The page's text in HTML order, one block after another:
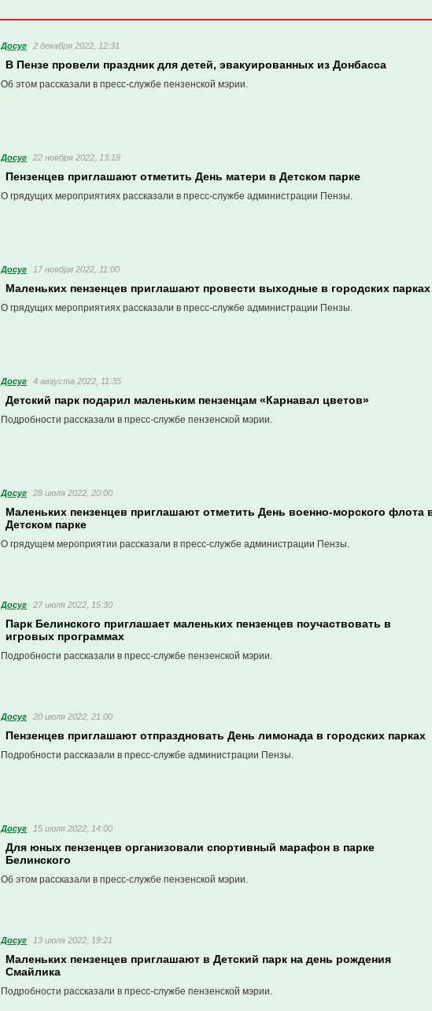
Досуг 2 декабря 2022, 12:31
В Пензе провели праздник для детей, эвакуированных из Донбасса
Об этом рассказали в пресс-службе пензенской мэрии.
Досуг 22 ноября 2022, 13:19
Пензенцев приглашают отметить День матери в Детском парке
О грядущих мероприятиях рассказали в пресс-службе администрации Пензы.
Досуг 17 ноября 2022, 11:00
Маленьких пензенцев приглашают провести выходные в городских парках
О грядущих мероприятиях рассказали в пресс-службе администрации Пензы.
Досуг 4 августа 2022, 11:35
Детский парк подарил маленьким пензенцам «Карнавал цветов»
Подробности рассказали в пресс-службе пензенской мэрии.
Досуг 28 июля 2022, 20:00
Маленьких пензенцев приглашают отметить День военно-морского флота
Детском парке
О грядущем мероприятии рассказали в пресс-службе администрации Пензы.
Досуг 27 июля 2022, 15:30
Парк Белинского приглашает маленьких пензенцев поучаствовать в
игровых программах
Подробности рассказали в пресс-службе пензенской мэрии.
Досуг 20 июля 2022, 21:00
Пензенцев приглашают отпраздновать День лимонада в городских парках
Подробности рассказали в пресс-службе администрации Пензы.
Досуг 15 июля 2022, 14:00
Для юных пензенцев организовали спортивный марафон в парке
Белинского
Об этом рассказали в пресс-службе пензенской мэрии.
Досуг 13 июля 2022, 19:21
Маленьких пензенцев приглашают в Детский парк на день рождения
Смайлика
Подробности рассказали в пресс-службе пензенской мэрии.